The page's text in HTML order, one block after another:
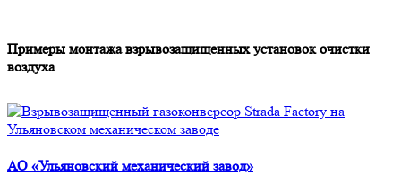
Примеры монтажа взрывозащищенных установок очистки
воздуха
АО «Ульяновский механический завод»